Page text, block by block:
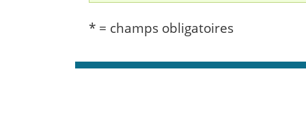
* = champs obligatoires